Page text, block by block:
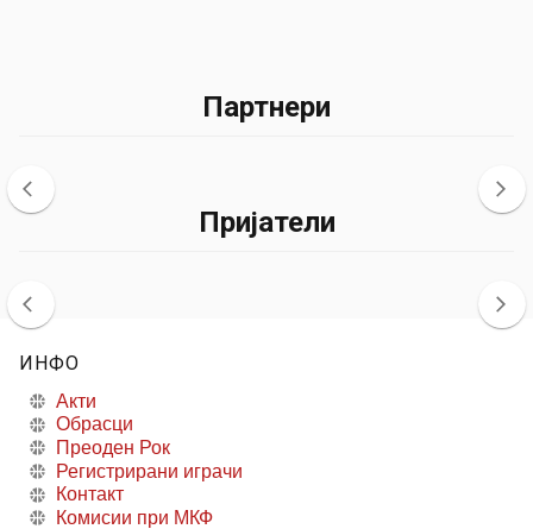
Партнери
Пријатели
ИНФО
Акти
Обрасци
Преоден Рок
Регистрирани играчи
Контакт
Комисии при МКФ